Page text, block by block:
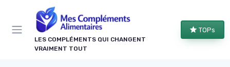
LES COMPLÉMENTS QUI CHANGENT
VRAIMENT TOUT
TOPs
Panneau de gestion des cookies